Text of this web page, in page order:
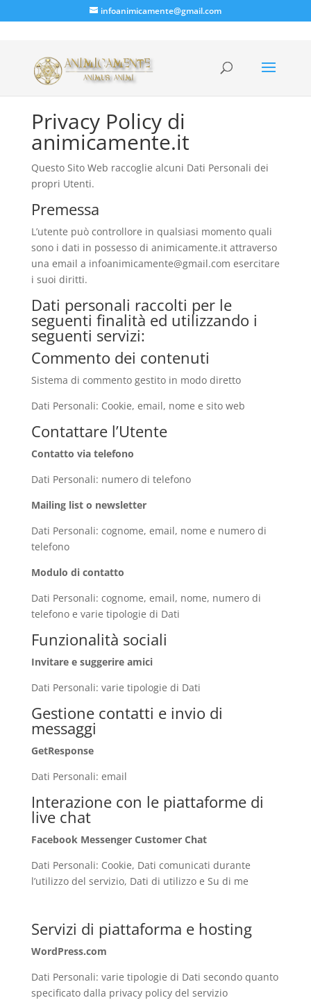
infoanimicamente@gmail.com
Privacy Policy di
animicamente.it
Questo Sito Web raccoglie alcuni Dati Personali dei
propri Utenti.
Premessa
L’utente può controllore in qualsiasi momento quali
sono i dati in possesso di animicamente.it attraverso
una email a infoanimicamente@gmail.com esercitare
i suoi diritti.
Dati personali raccolti per le
seguenti finalità ed utilizzando i
seguenti servizi:
Commento dei contenuti
Sistema di commento gestito in modo diretto
Dati Personali: Cookie, email, nome e sito web
Contattare l’Utente
Contatto via telefono
Dati Personali: numero di telefono
Mailing list o newsletter
Dati Personali: cognome, email, nome e numero di
telefono
Modulo di contatto
Dati Personali: cognome, email, nome, numero di
telefono e varie tipologie di Dati
Funzionalità sociali
Invitare e suggerire amici
Dati Personali: varie tipologie di Dati
Gestione contatti e invio di
messaggi
GetResponse
Dati Personali: email
Interazione con le piattaforme di
live chat
Facebook Messenger Customer Chat
Dati Personali: Cookie, Dati comunicati durante
l’utilizzo del servizio, Dati di utilizzo e Su di me
Servizi di piattaforma e hosting
WordPress.com
Dati Personali: varie tipologie di Dati secondo quanto
specificato dalla privacy policy del servizio